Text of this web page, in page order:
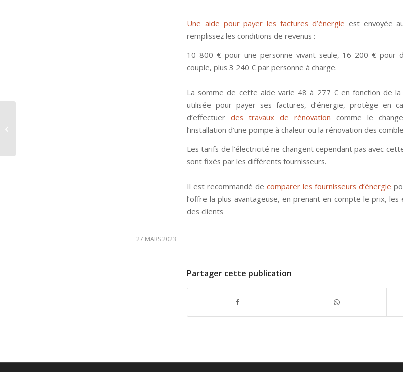
Une aide pour payer les factures d’énergie est envoyée
remplissez les conditions de revenus :
10 800 € pour une personne vivant seule, 16 200 € pour
couple, plus 3 240 € par personne à charge.
La somme de cette aide varie 48 à 277 € en fonction de
utilisée pour payer ses factures, d’énergie, protège en
d’effectuer des travaux de rénovation comme le
l’installation d’une pompe à chaleur ou la rénovation des
Les tarifs de l’électricité ne changent cependant pas avec
sont fixés par les différents fournisseurs.
Il est recommandé de comparer les fournisseurs d’énergie
l’offre la plus avantageuse, en prenant en compte le prix, les
des clients
27 MARS 2023
Partager cette publication